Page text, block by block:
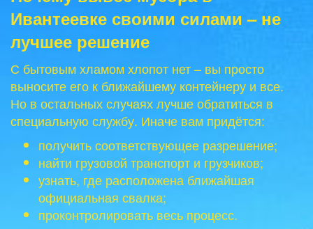
Ивантеевке своими силами – не
лучшее решение
С бытовым хламом хлопот нет – вы просто
выносите его к ближайшему контейнеру и все.
Но в остальных случаях лучше обратиться в
специальную службу. Иначе вам придётся:
получить соответствующее разрешение;
найти грузовой транспорт и грузчиков;
узнать, где расположена ближайшая
официальная свалка;
проконтролировать весь процесс.